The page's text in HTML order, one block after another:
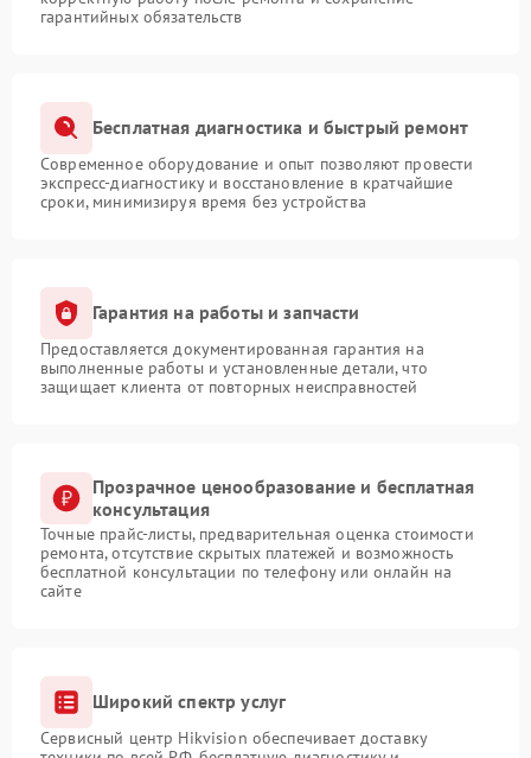
гарантийных обязательств
Бесплатная диагностика и быстрый ремонт
Современное оборудование и опыт позволяют провести
экспресс-диагностику и восстановление в кратчайшие
сроки, минимизируя время без устройства
Гарантия на работы и запчасти
Предоставляется документированная гарантия на
выполненные работы и установленные детали, что
защищает клиента от повторных неисправностей
Прозрачное ценообразование и бесплатная
консультация
Точные прайс-листы, предварительная оценка стоимости
ремонта, отсутствие скрытых платежей и возможность
бесплатной консультации по телефону или онлайн на
сайте
Широкий спектр услуг
Сервисный центр Hikvision обеспечивает доставку